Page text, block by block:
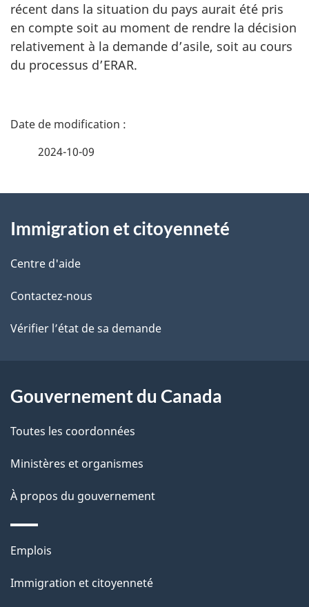
récent dans la situation du pays aurait été pris
en compte soit au moment de rendre la décision
relativement à la demande d’asile, soit au cours
du processus d’ERAR.
D
i
l
s
d
l
p
a
g
e
2024-10-09
propos
de
ce
site
Immigration et citoyenneté
Centre d'aide
Contactez-nous
Vérifier l’état de sa demande
Gouvernement du Canada
Toutes les coordonnées
Ministères et organismes
À propos du gouvernement
Thèmes
sujets
Emplois
Immigration et citoyenneté